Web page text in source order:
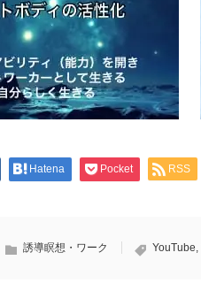
Hatena Pocket RSS
誘導瞑想・ワーク YouTube,